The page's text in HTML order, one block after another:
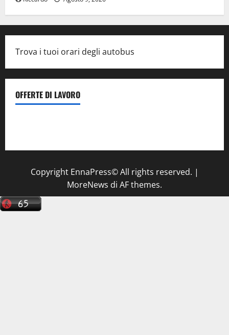
Trova i tuoi orari degli autobus
OFFERTE DI LAVORO
Copyright EnnaPress© All rights reserved. |
MoreNews di AF themes.